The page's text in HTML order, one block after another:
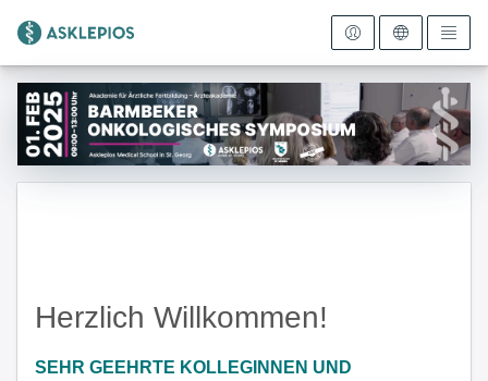
Zur Startseite
Herzlich Willkommen!
SEHR GEEHRTE KOLLEGINNEN UND